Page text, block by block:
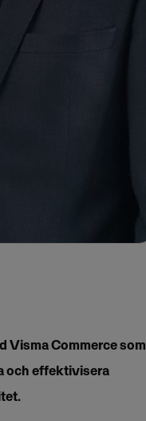
Visma Commerce som
och effektivisera